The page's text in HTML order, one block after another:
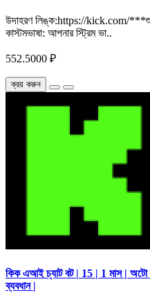
উদাহরণ লিঙ্ক:https://kick.com/
কাস্টমভাষা: আপনার স্ট্রিম ভা..
552.5000 ₽
ক্রয় করুন
কিক এআই চ্যাট বট | 15 | 1 মাস | অটো
ব্যবধান |